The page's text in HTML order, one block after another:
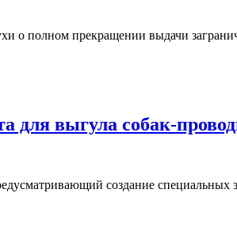
о полном прекращении выдачи
для выгула собак-
создание